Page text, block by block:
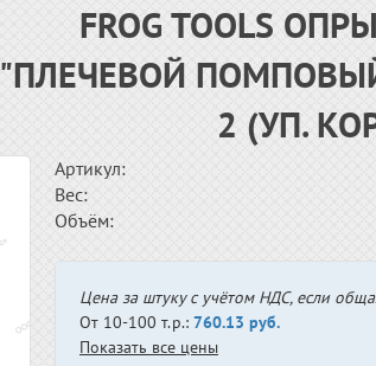
FROG TOOLS
"ПЛЕЧЕВОЙ
2 (УП.
Артикул:
Вес:
Объём:
Цена за штуку с учётом НДС, если
От 10-100 т.р.: 760.13 руб.
Показать все цены